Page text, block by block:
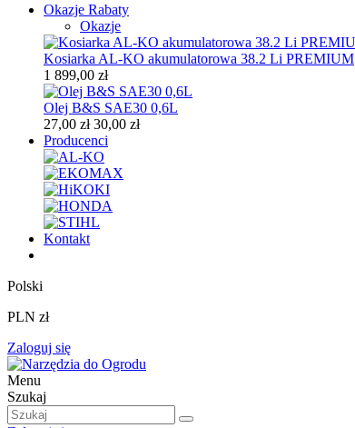
Okazje Rabaty
Okazje
Kosiarka AL-KO akumulatorowa 38.2 Li PREMIUM
1 899,00 zł
Olej B&S SAE30 0,6L
27,00 zł 30,00 zł
Producenci
Kontakt
Polski
PLN zł
Zaloguj się
Menu
Szukaj